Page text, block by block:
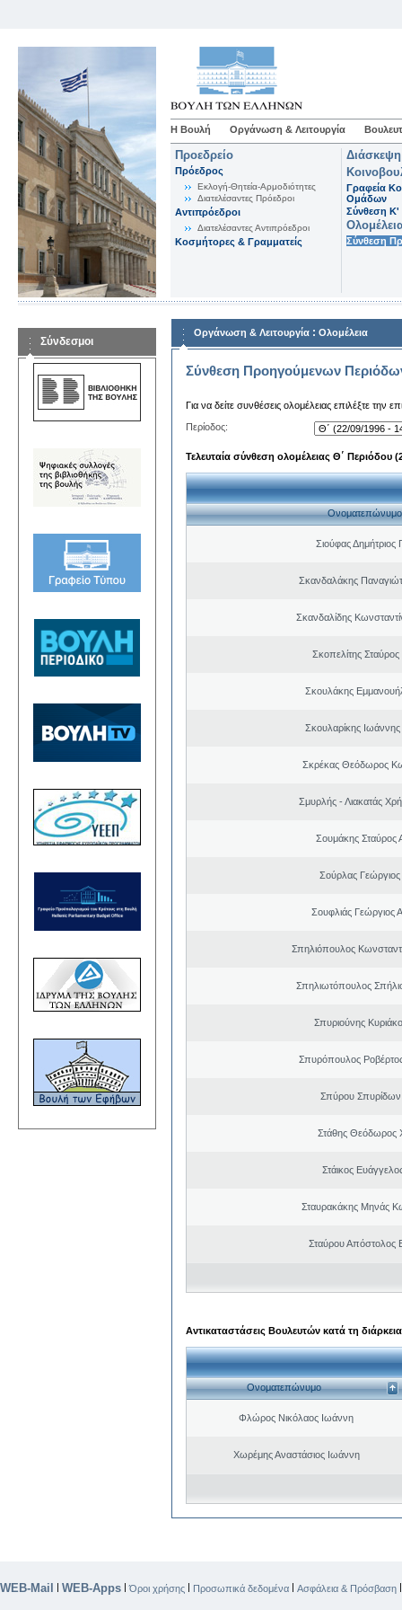
Η Βουλή Οργάνωση & Λειτουργία
Προεδρείο
Πρόεδρος
Εκλογή-Θητεία-Αρμοδιότητες
Διατελέσαντες Πρόεδροι
Αντιπρόεδροι
Διατελέσαντες Αντιπρόεδροι
Κοσμήτορες & Γραμματείς
Γραφεία
Ομάδων
Σύνθεση K'
Σύνθεση
Σύνδεσμοι
Οργάνωση & Λειτουργία : Ολομέλεια
Σύνθεση Προηγούμενων
Για να δείτε συνθέσεις ολομέλειας επιλέξτε την
Περίοδος:
Τελευταία σύνθεση ολομέλειας Θ΄ Περιόδου
Ονοματεπώνυμο
Σιούφας Δημήτριος
Σκανδαλάκης
Σκανδαλίδης
Σκοπελίτης
Σκουλάκης
Σκουλαρίκης
Σκρέκας Θεόδωρος
Σμυρλής - Λιακατάς
Σουμάκης Σταύρος
Σούρλας
Σουφλιάς Γεώργιος
Σπηλιόπουλος
Σπηλιωτόπουλος
Σπυριούνης
Σπυρόπουλος
Σπύρου Σπυρίδων
Στάθης Θεόδωρος
Στάικος
Σταυρακάκης Μηνάς
Σταύρου Απόστολος
Αντικαταστάσεις Βουλευτών κατά τη
Ονοματεπώνυμο
Φλώρος Νικόλαος Ιωάννη
Χωρέμης Αναστάσιος Ιωάννη
WEB-Mail | WEB-Apps |Όροι χρήσης | Προσωπικά δεδομένα | Ασφάλεια & Πρόσβαση